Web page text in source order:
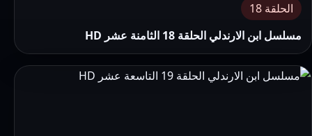
الحلقة 18
مسلسل ابن الارندلي الحلقة 18 الثامنة عشر HD